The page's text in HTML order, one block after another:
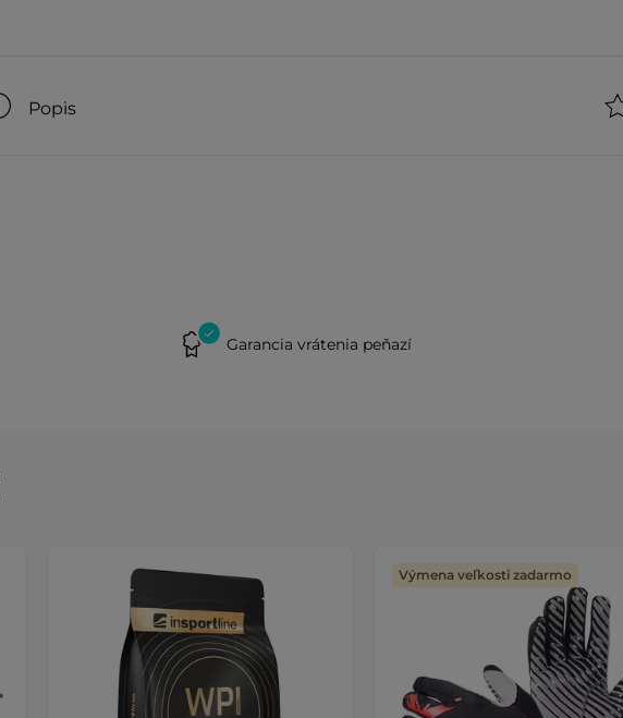
Popis
Garancia vrátenia peňazí
Výmena veľkosti zadarmo